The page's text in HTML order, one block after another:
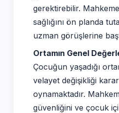
gerektirebilir.
sağlığını ön planda
uzman görüşlerine
Ortamın Genel
Çocuğun yaşadığı
velayet değişikliği
oynamaktadır.
güvenliğini ve çocuk